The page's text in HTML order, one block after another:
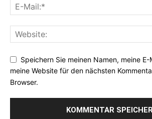
Speichern Sie meinen Namen, meine
meine Website für den nächsten
Browser.